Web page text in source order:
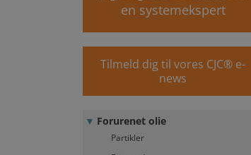
en systemekspert
Tilmeld dig til vores CJC® e-
news
Forurenet olie
Partikler